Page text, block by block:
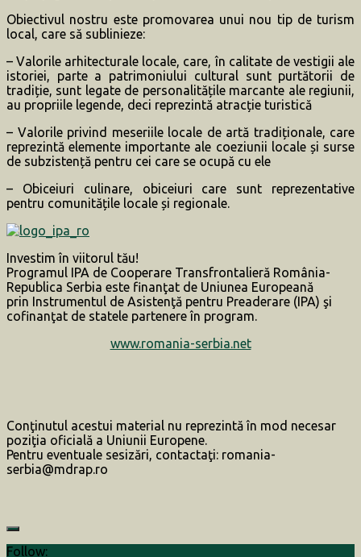
Obiectivul nostru este promovarea unui nou tip de turism
local, care să sublinieze:
– Valorile arhitecturale locale, care, în calitate de vestigii ale
istoriei, parte a patrimoniului cultural sunt purtătorii de
tradiție, sunt legate de personalitățile marcante ale regiunii,
au propriile legende, deci reprezintă atracție turistică
– Valorile privind meseriile locale de artă tradiționale, care
reprezintă elemente importante ale coeziunii locale și surse
de subzistență pentru cei care se ocupă cu ele
– Obiceiuri culinare, obiceiuri care sunt reprezentative
pentru comunitățile locale și regionale.
Investim în viitorul tău!
Programul IPA de Cooperare Transfrontalieră România-
Republica Serbia este finanţat de Uniunea Europeană
prin Instrumentul de Asistenţă pentru Preaderare (IPA) şi
cofinanţat de statele partenere în program.
www.romania-serbia.net
Conţinutul acestui material nu reprezintă în mod necesar
poziţia oficială a Uniunii Europene.
Pentru eventuale sesizări, contactaţi: romania-
serbia@mdrap.ro
Follow: